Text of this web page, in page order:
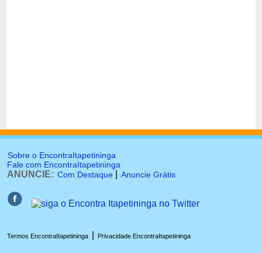
Sobre o EncontraItapetininga
Fale com EncontraItapetininga
ANUNCIE: Com Destaque Anuncie Grátis
Termos EncontraItapetininga Privacidade EncontraItapetininga